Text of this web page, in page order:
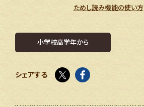
ためし読み機能の使い方
小学校高学年から
シェアする X facebook